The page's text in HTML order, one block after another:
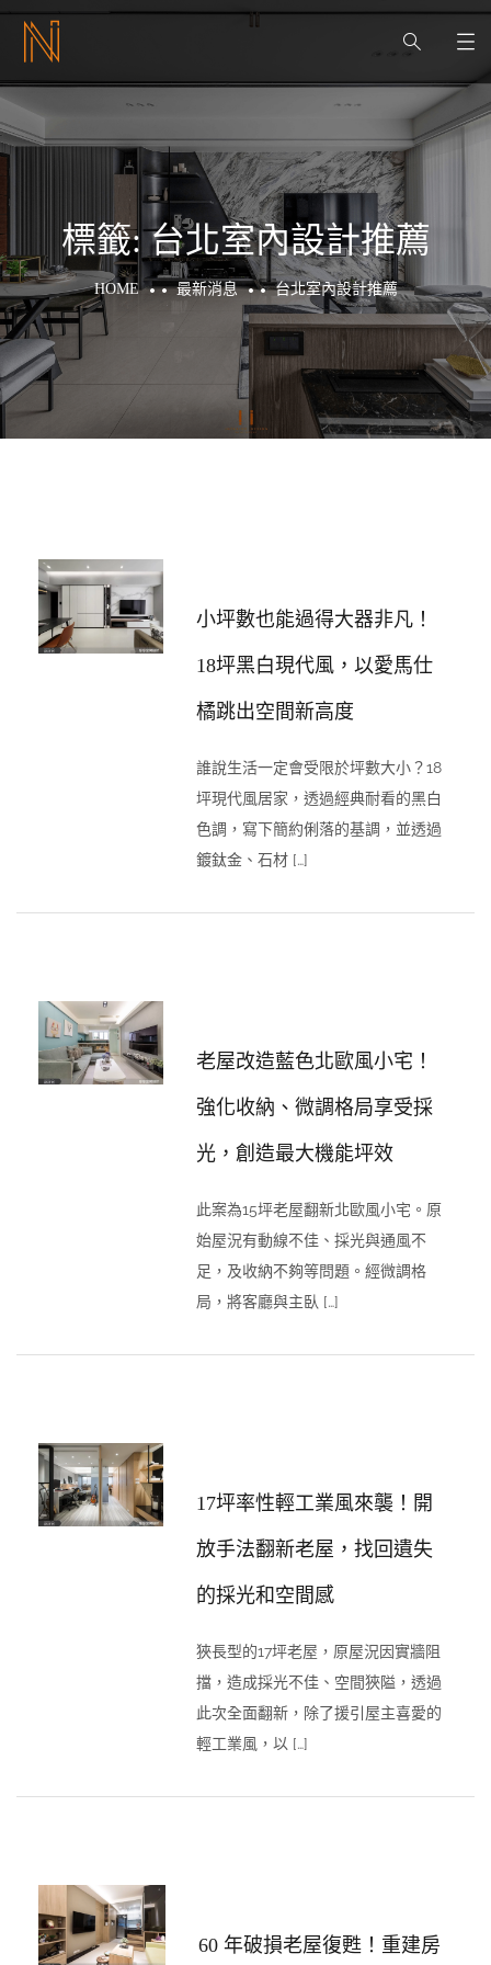
標籤:台北室內設計推薦
HOME 最新消息 台北室內設計推薦
小坪數也能過得大器非凡！
18坪黑白現代風，以愛馬仕
橘跳出空間新高度
誰說生活一定會受限於坪數大小？18
坪現代風居家，透過經典耐看的黑白
色調，寫下簡約俐落的基調，並透過
鍍鈦金、石材 […]
老屋改造藍色北歐風小宅！
強化收納、微調格局享受採
光，創造最大機能坪效
此案為15坪老屋翻新北歐風小宅。原
始屋況有動線不佳、採光與通風不
足，及收納不夠等問題。經微調格
局，將客廳與主臥 […]
17坪率性輕工業風來襲！開
放手法翻新老屋，找回遺失
的採光和空間感
狹長型的17坪老屋，原屋況因實牆阻
擋，造成採光不佳、空間狹隘，透過
此次全面翻新，除了援引屋主喜愛的
輕工業風，以 […]
60 年破損老屋復甦！重建房